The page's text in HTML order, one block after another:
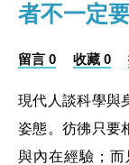
者不一定
留言 0 收藏 0
現代人談科學與
姿態。彷彿只要
與內在經驗；